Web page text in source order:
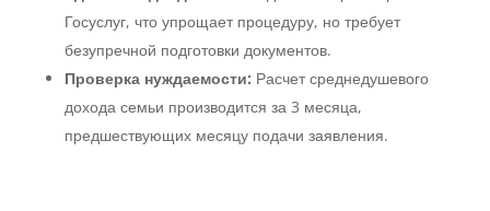
Госуслуг, что упрощает процедуру, но требует
безупречной подготовки документов.
Проверка нуждаемости: Расчет среднедушевого
дохода семьи производится за 3 месяца,
предшествующих месяцу подачи заявления.